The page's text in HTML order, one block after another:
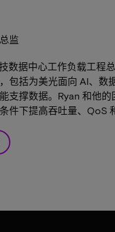
监
数据中心工作负载工程
包括为美光面向 AI、数
支撑数据。Ryan 和他
件下提高吞吐量、QoS